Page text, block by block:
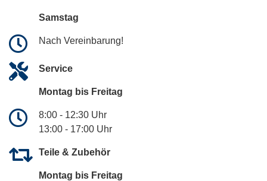
Samstag
Nach Vereinbarung!
Service
Montag bis Freitag
8:00 - 12:30 Uhr
13:00 - 17:00 Uhr
Teile & Zubehör
Montag bis Freitag